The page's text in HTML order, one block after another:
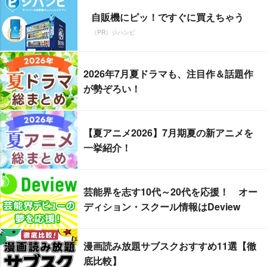
自販機にピッ！ですぐに買えちゃう
（PR）ジハンピ
2026年7月夏ドラマも、注目作＆話題作
が勢ぞろい！
【夏アニメ2026】7月期夏の新アニメを
一挙紹介！
芸能界を志す10代～20代を応援！ オー
ディション・スクール情報はDeview
漫画読み放題サブスクおすすめ11選【徹
底比較】